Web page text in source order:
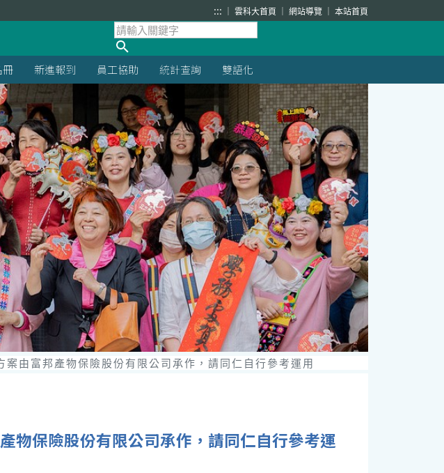
::: 雲科大首頁 網站導覽 本站首頁
冊 新進報到 員工協助 統計查詢 雙語化
由富邦產物保險股份有限公司承作，請同仁自行參考運用
物保險股份有限公司承作，請同仁自行參考運